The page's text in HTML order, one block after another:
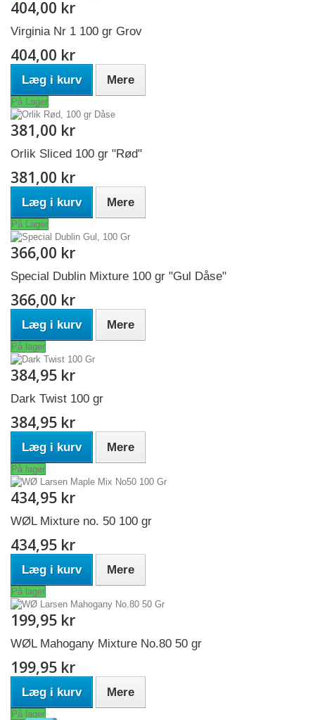
404,00 kr
Virginia Nr 1 100 gr Grov
404,00 kr
Læg i kurv Mere
På Lager
381,00 kr
Orlik Sliced 100 gr "Rød"
381,00 kr
Læg i kurv Mere
På Lager
366,00 kr
Special Dublin Mixture 100 gr "Gul Dåse"
366,00 kr
Læg i kurv Mere
På lager
384,95 kr
Dark Twist 100 gr
384,95 kr
Læg i kurv Mere
På lager
434,95 kr
WØL Mixture no. 50 100 gr
434,95 kr
Læg i kurv Mere
På lager
199,95 kr
WØL Mahogany Mixture No.80 50 gr
199,95 kr
Læg i kurv Mere
På lager